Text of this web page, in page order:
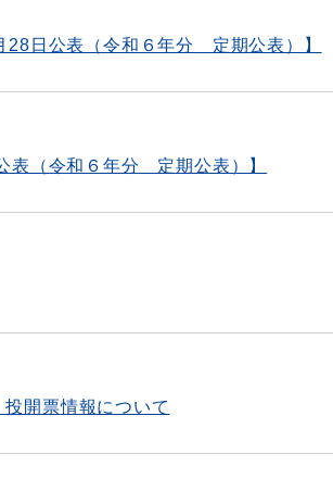
28日公表（令和６年分 定期公表）】
表（令和６年分 定期公表）】
開票情報について